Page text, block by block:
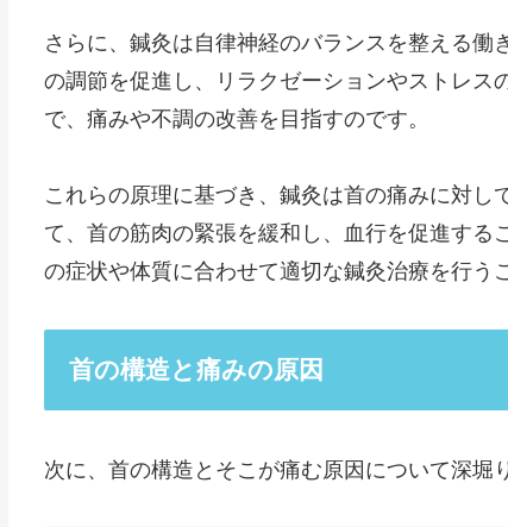
さらに、鍼灸は自律神経のバランスを整える
の調節を促進し、リラクゼーションやストレス
で、痛みや不調の改善を目指すのです。
これらの原理に基づき、鍼灸は首の痛みに対
て、首の筋肉の緊張を緩和し、血行を促進する
の症状や体質に合わせて適切な鍼灸治療を行う
首の構造と痛みの原因
次に、首の構造とそこが痛む原因について深堀